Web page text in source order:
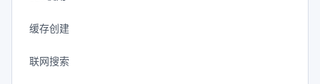
缓存创建
联网搜索